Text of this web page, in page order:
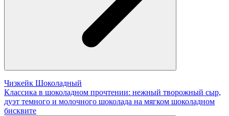
Чизкейк Шоколадный
Классика в шоколадном прочтении: нежный творожный сыр,
дуэт темного и молочного шоколада на мягком шоколадном
бисквите